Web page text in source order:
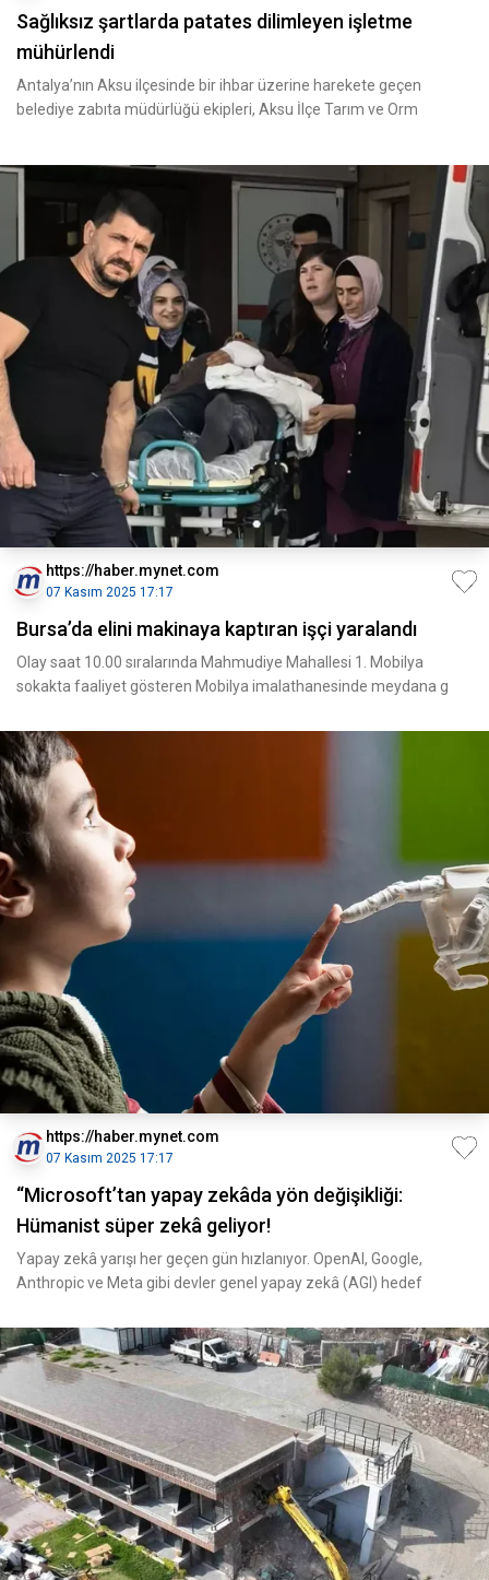
Sağlıksız şartlarda patates dilimleyen işletme
mühürlendi
Antalya’nın Aksu ilçesinde bir ihbar üzerine harekete geçen
belediye zabıta müdürlüğü ekipleri, Aksu İlçe Tarım ve Orm
https://haber.mynet.com
07 Kasım 2025 17:17
Bursa’da elini makinaya kaptıran işçi yaralandı
Olay saat 10.00 sıralarında Mahmudiye Mahallesi 1. Mobilya
sokakta faaliyet gösteren Mobilya imalathanesinde meydana g
https://haber.mynet.com
07 Kasım 2025 17:17
“Microsoft’tan yapay zekâda yön değişikliği:
Hümanist süper zekâ geliyor!
Yapay zekâ yarışı her geçen gün hızlanıyor. OpenAI, Google,
Anthropic ve Meta gibi devler genel yapay zekâ (AGI) hedef